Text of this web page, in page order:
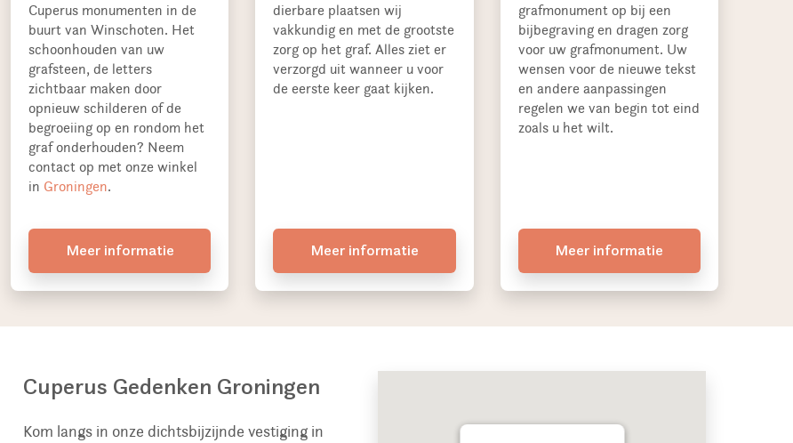
Cuperus monumenten in de
buurt van Winschoten. Het
schoonhouden van uw
grafsteen, de letters
zichtbaar maken door
opnieuw schilderen of de
begroeiing op en rondom het
graf onderhouden? Neem
contact op met onze winkel
in Groningen.
Meer informatie
dierbare plaatsen wij
vakkundig en met de grootste
zorg op het graf. Alles ziet er
verzorgd uit wanneer u voor
de eerste keer gaat kijken.
Meer informatie
grafmonument op bij een
bijbegraving en dragen zorg
voor uw grafmonument. Uw
wensen voor de nieuwe tekst
en andere aanpassingen
regelen we van begin tot eind
zoals u het wilt.
Meer informatie
Cuperus Gedenken Groningen
Kom langs in onze dichtsbijzijnde vestiging in